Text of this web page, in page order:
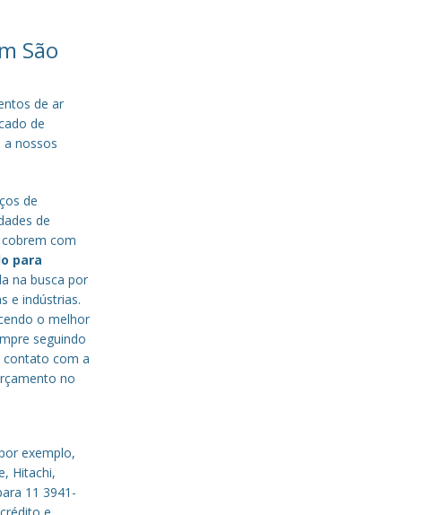
São
de ar
de
a nossos
de
de
com
para
na busca por
e indústrias.
o melhor
seguindo
contato com a
no
exemplo,
Hitachi,
11 3941-